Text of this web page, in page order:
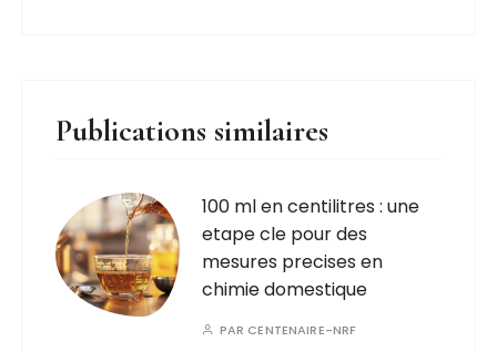
Publications similaires
100 ml en centilitres : une
etape cle pour des
mesures precises en
chimie domestique
PAR CENTENAIRE-NRF